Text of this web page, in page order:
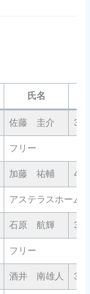
氏名
佐藤 圭介 39
フリー
加藤 祐輔 44
アステラスホーム
石原 航輝 30
フリー
酒井 南雄人 32